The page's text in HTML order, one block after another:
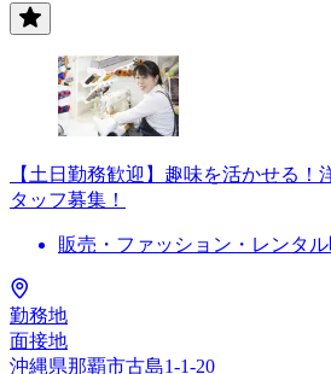
【土日勤務歓迎】趣味を活かせる！
タッフ募集！
販売・ファッション・レンタル
勤務地
面接地
沖縄県那覇市古島1-1-20